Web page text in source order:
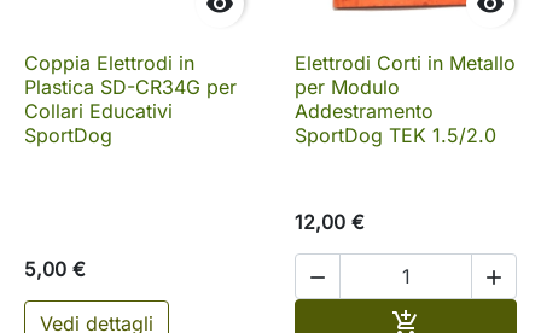
Coppia Elettrodi in
Plastica SD-CR34G per
Collari Educativi
SportDog
5,00 €
Vedi dettagli
Elettrodi Corti in Metallo
per Modulo
Addestramento
SportDog TEK 1.5/2.0
12,00 €
 
